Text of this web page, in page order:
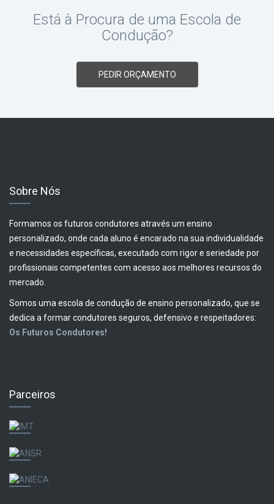
Está à Procura de uma Escola de
Condução?
PEDIR ORÇAMENTO
Sobre Nós
Formamos os futuros condutores através um ensino
personalizado, onde cada aluno é encarado na sua individualidade
e necessidades específicas, executado com rigor e seriedade por
profissionais competentes com acesso aos melhores recursos do
mercado.
Somos uma escola de condução de ensino personalizado, que se
dedica a formar condutores seguros, defensivo e respeitadores:
Os Futuros Condutores!
Parceiros